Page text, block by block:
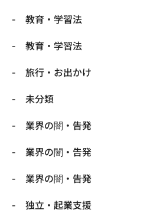
教育・学習法
教育・学習法
旅行・お出かけ
未分類
業界の闇・告発
業界の闇・告発
業界の闇・告発
独立・起業支援